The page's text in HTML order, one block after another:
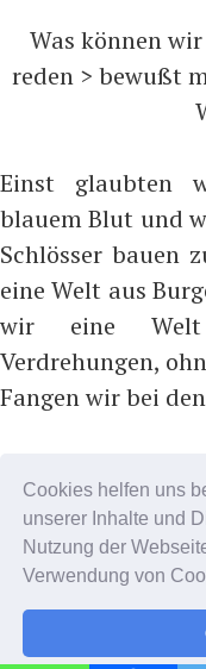
Cookies helfen uns
unserer Inhalte und
Nutzung der
Verwendung von
Was können
reden > bewußt
Einst glaubten
blauem Blut und
Schlösser bauen
eine Welt aus
wir eine Welt
Verdrehungen,
Fangen wir bei
Bitte nicht
teilnehmen, z.B.
https://t.me/
This website uses
assume you're ok